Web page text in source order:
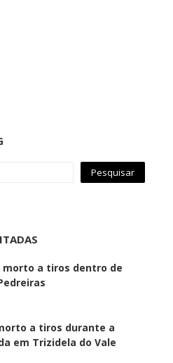
morto a tiros dentro de
a tiros durante a
em Trizidela do Vale